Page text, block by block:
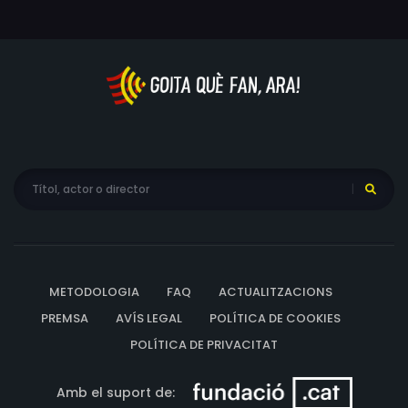
gat i el ratolí revelarà que la persona darrere de la
trucada ha tingut totes les cartes a la mà durant tot el
METODOLOGIA FAQ
ACTUALITZACIONS
PREMSA
AVÍS LEGAL
POLÍTICA DE COOKIES
POLÍTICA DE PRIVACITAT
Amb el suport de: